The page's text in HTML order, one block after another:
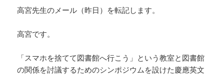
高宮先生のメール（昨日）を転記します。
高宮です。
「スマホを捨てて図書館へ行こう」という教室と図書館
の関係を討議するためのシンポジウムを設けた慶應英文